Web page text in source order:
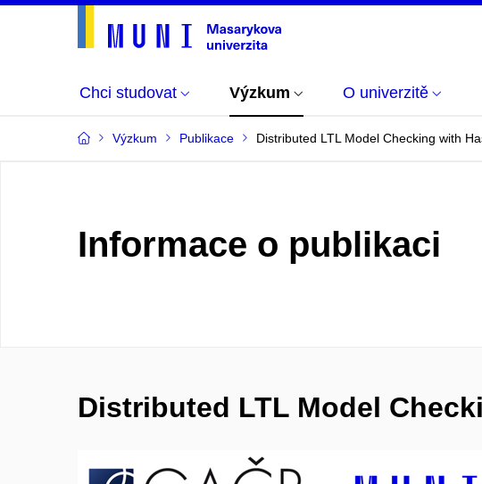
Chci studovat Výzkum O univerzitě
Výzkum Publikace Distributed LTL Model Checking with
Informace o publikaci
Distributed LTL Model